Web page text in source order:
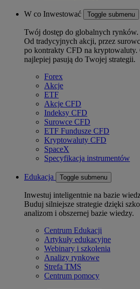
W co Inwestować Toggle submenu
Twój dostęp do globalnych rynków.
Od tradycyjnych akcji, przez
po kontrakty CFD na
najlepiej pasują do Twojej strategii.
Forex
Akcje
ETF
Akcje CFD
Indeksy CFD
Surowce CFD
ETF Fundusze CFD
Kryptowaluty CFD
SpaceX
Specyfikacja instrumentów
Edukacja Toggle submenu
Inwestuj inteligentnie na bazie
Buduj silniejsze strategie dzięki
analizom i obszernej bazie wiedzy.
Centrum Edukacji
Artykuły edukacyjne
Webinary i szkolenia
Analizy rynkowe
Strefa TMS
Centrum pomocy